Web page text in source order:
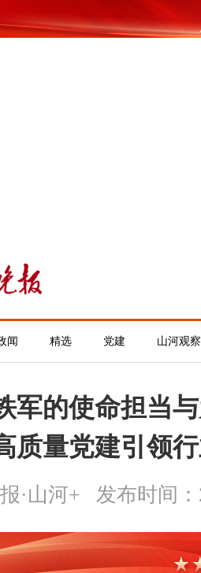
闻 精选 党建 山河观察
军的使命担当
质量党建引领
·山河+ 发布时间：